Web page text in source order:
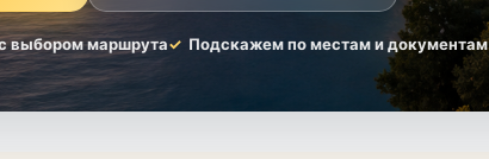
выбором маршрута Подскажем по местам и документам